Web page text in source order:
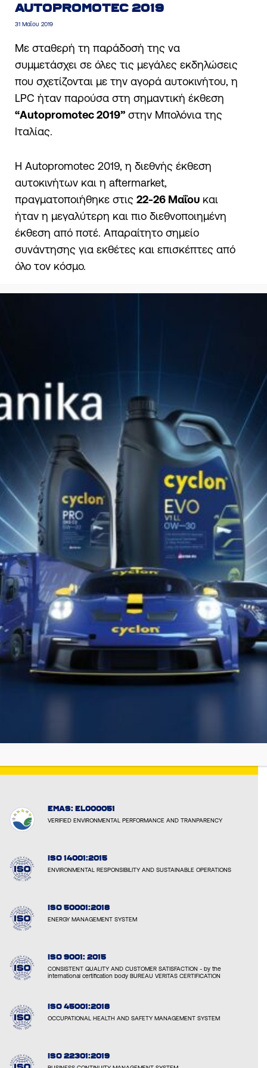
AUTOPROMOTEC 2019
31 Μαΐου 2019
Με σταθερή τη παράδοσή της να
συμμετάσχει σε όλες τις μεγάλες εκδηλώσεις
που σχετίζονται με την αγορά αυτοκινήτου, η
LPC ήταν παρούσα στη σημαντική έκθεση
“Autopromotec 2019” στην Μπολόνια της
Ιταλίας.
Η Autopromotec 2019, η διεθνής έκθεση
αυτοκινήτων και η aftermarket,
πραγματοποιήθηκε στις22-26 Μαΐου και
ήταν η μεγαλύτερη και πιο διεθνοποιημένη
έκθεση από ποτέ. Απαραίτητο σημείο
συνάντησης για εκθέτες και επισκέπτες από
όλο τον κόσμο.
περισσότερους από 1.500 επισκέπτες!!
BACK TO NEWS
Βρείτε το κατάλληλο λιπαντικό Cyclon
για το όχημα ή τον εξοπλισμό σας!!
ΑΝΑΚΑΛΥΨΤΕ ΤΩΡΑ
ΑΝΑΚΑΛΎΨΤΕ ΤΗ CYCLON
EMAS: EL000051
VERIFIED ENVIRONMENTAL PERFORMANCE AND TRANPARENCY
ISO 14001:2015
ENVIRONMENTAL RESPONSIBILITY AND SUSTAINABLE OPERATIONS
ISO 50001:2018
ENERGY MANAGEMENT SYSTEM
ISO 9001: 2015
CONSISTENT QUALITY AND CUSTOMER SATISFACTION - by the
international certification body BUREAU VERITAS CERTIFICATION
ISO 45001:2018
OCCUPATIONAL HEALTH AND SAFETY MANAGEMENT SYSTEM
ISO 22301:2019